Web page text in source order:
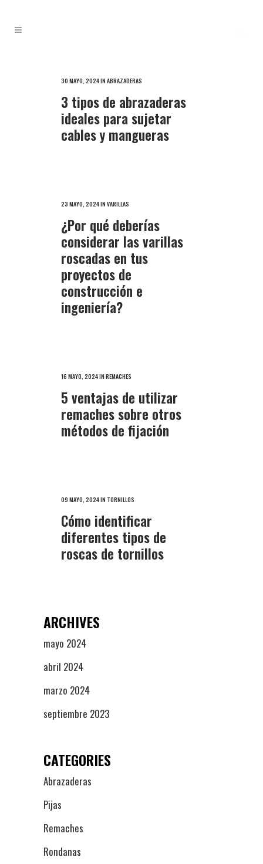
30 MAYO, 2024IN ABRAZADERAS
3 tipos de abrazaderas
ideales para sujetar
cables y mangueras
23 MAYO, 2024IN VARILLAS
¿Por qué deberías
considerar las varillas
roscadas en tus
proyectos de
construcción e
ingeniería?
16 MAYO, 2024IN REMACHES
5 ventajas de utilizar
remaches sobre otros
métodos de fijación
09 MAYO, 2024IN TORNILLOS
Cómo identificar
diferentes tipos de
roscas de tornillos
ARCHIVES
mayo 2024
abril 2024
marzo 2024
septiembre 2023
CATEGORIES
Abrazaderas
Pijas
Remaches
Rondanas